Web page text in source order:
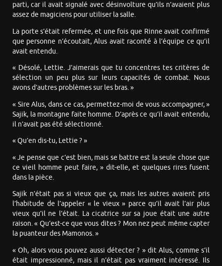
parti, car il avait signalé avec désinvolture qu’ils n’avaient plus
assez de magiciens pour utiliser la salle.
La porte s’était refermée, et une fois que Rinne avait confirmé
que personne n’écoutait, Alus avait raconté à l’équipe ce qu’il
avait entendu.
« Désolé, Lettie. J’aimerais que tu concentres tes critères de
sélection un peu plus sur leurs capacités de combat. Nous
avons d’autres problèmes sur les bras. »
« Sire Alus, dans ce cas, permettez-moi de vous accompagner, »
Sajik, la montagne faite homme. D’après ce qu’il avait entendu,
il n’avait pas été sélectionné.
« Qu’en dis-tu, Lettie ? »
« Je pense que c’est bien, mais se battre est la seule chose que
ce vieil homme peut faire, » dit-elle, et quelques rires fusent
dans la pièce.
Sajik n’était pas si vieux que ça, mais les autres avaient pris
l’habitude de l’appeler « le vieux » parce qu’il avait l’air plus
vieux qu’il ne l’était. La cicatrice sur sa joue était une autre
raison. « Qu’est-ce que vous dites ? Mon nez peut même capter
la puanteur des Mamonos. »
« Oh, alors vous pouvez aussi détecter ? » dit Alus, comme s’il
était impressionné, mais il n’était pas vraiment intéressé. Ils